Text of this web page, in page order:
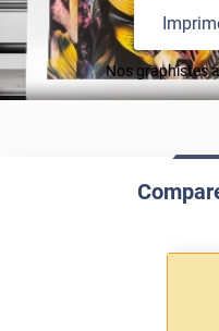
Nos graphistes